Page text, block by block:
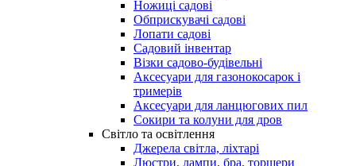
Ножиці садові
Обприскувачі садові
Лопати садові
Садовий інвентар
Візки садово-будівельні
Аксесуари для газонокосарок і
тримерів
Аксесуари для ланцюгових пил
Сокири та колуни для дров
Світло та освітлення
Джерела світла, ліхтарі
Люстри, лампи, бра, торшери